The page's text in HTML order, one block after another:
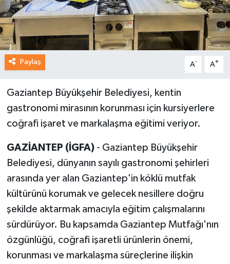
Paylaş A- A+
Gaziantep Büyükşehir Belediyesi, kentin
gastronomi mirasının korunması için kursiyerlere
coğrafi işaret ve markalaşma eğitimi veriyor.
GAZİANTEP (İGFA) - Gaziantep Büyükşehir
Belediyesi, dünyanın sayılı gastronomi şehirleri
arasında yer alan Gaziantep'in köklü mutfak
kültürünü korumak ve gelecek nesillere doğru
şekilde aktarmak amacıyla eğitim çalışmalarını
sürdürüyor. Bu kapsamda Gaziantep Mutfağı'nın
özgünlüğü, coğrafi işaretli ürünlerin önemi,
korunması ve markalaşma süreçlerine ilişkin